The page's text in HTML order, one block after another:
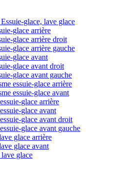
Essuie-glace, lave glace
glace arrière
glace arrière droit
glace arrière gauche
glace avant
glace avant droit
glace avant gauche
essuie-glace arrière
essuie-glace avant
glace arrière
glace avant
glace avant droit
glace avant gauche
glace arrière
glace avant
lave glace